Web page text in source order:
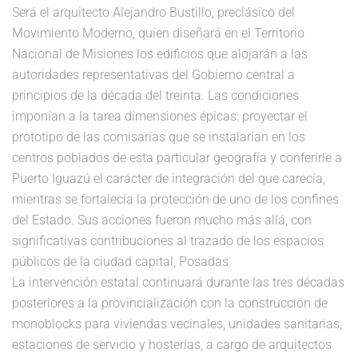
Será el arquitecto Alejandro Bustillo, preclásico del
Movimiento Moderno, quien diseñará en el Territorio
Nacional de Misiones los edificios que alojarán a las
autoridades representativas del Gobierno central a
principios de la década del treinta. Las condiciones
imponían a la tarea dimensiones épicas: proyectar el
prototipo de las comisarías que se instalarían en los
centros poblados de esta particular geografía y conferirle a
Puerto Iguazú el carácter de integración del que carecía,
mientras se fortalecía la protección de uno de los confines
del Estado. Sus acciones fueron mucho más allá, con
significativas contribuciones al trazado de los espacios
públicos de la ciudad capital, Posadas.
La intervención estatal continuará durante las tres décadas
posteriores a la provincialización con la construcción de
monoblocks para viviendas vecinales, unidades sanitarias,
estaciones de servicio y hosterías, a cargo de arquitectos